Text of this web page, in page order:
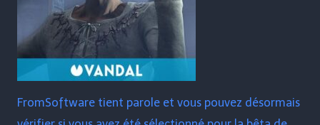
FromSoftware tient parole et vous pouvez désormais